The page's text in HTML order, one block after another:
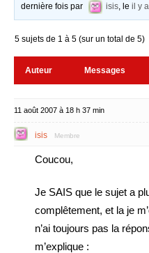
dernière fois par
isis, leil y
5 sujets de 1 à 5 (sur un total de 5)
Auteur Messages
11 août 2007 à 18 h 37 min
isis Membre
Coucou,
Je SAIS que le sujet a
complêtement, et la je
n’ai toujours pas la
m’explique :